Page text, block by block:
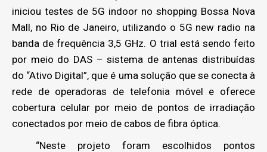
iniciou testes de 5G indoor no shopping Bossa Nova
Mall, no Rio de Janeiro, utilizando o 5G new radio na
banda de frequência 3,5 GHz. O trial está sendo feito
por meio do DAS – sistema de antenas distribuídas
do “Ativo Digital”, que é uma solução que se conecta à
rede de operadoras de telefonia móvel e oferece
cobertura celular por meio de pontos de irradiação
conectados por meio de cabos de fibra óptica.
“Neste projeto foram escolhidos pontos